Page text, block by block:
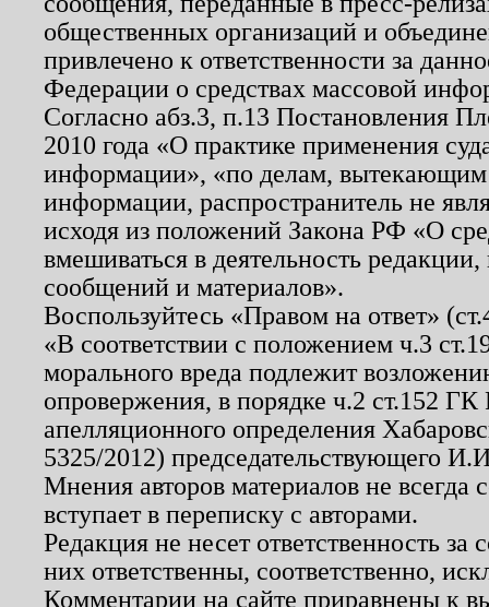
общественных организаций и
привлечено к ответственности за
Федерации о средствах массовой
Согласно абз.3, п.13 Постановления
2010 года «О практике применения
информации», «по делам, вытекающим
информации, распространитель не
исходя из положений Закона РФ «О
вмешиваться в деятельность
сообщений и материалов».
Воспользуйтесь «Правом на ответ»
«В соответствии с положением ч.3
морального вреда подлежит
опровержения, в порядке ч.2 ст.152
апелляционного определения
5325/2012) председательствующего
Мнения авторов материалов не
вступает в переписку с авторами.
Редакция не несет ответственность
них ответственны, соответственно,
Комментарии на сайте приравнены к